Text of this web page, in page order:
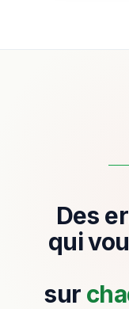
Des
qui
sur